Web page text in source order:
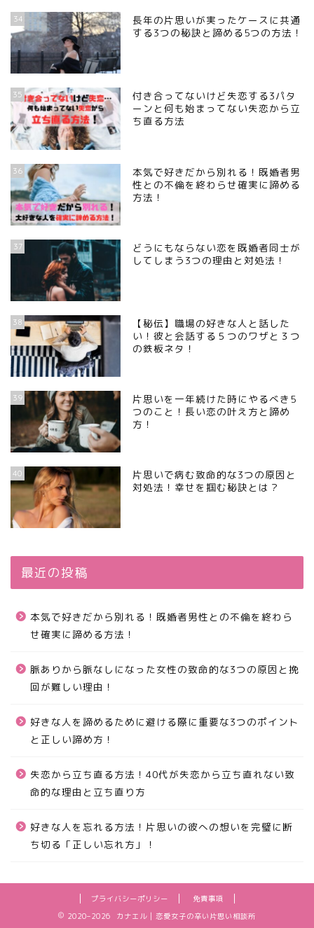
34
長年の片思いが実ったケースに共通
する3つの秘訣と諦める5つの方法！
35
付き合ってないけど失恋する3パタ
ーンと何も始まってない失恋から立
ち直る方法
36
本気で好きだから別れる！既婚者男
性との不倫を終わらせ確実に諦める
方法！
37
どうにもならない恋を既婚者同士が
してしまう3つの理由と対処法！
38
【秘伝】職場の好きな人と話した
い！彼と会話する５つのワザと３つ
の鉄板ネタ！
39
片思いを一年続けた時にやるべき5
つのこと！長い恋の叶え方と諦め
方！
40
片思いで病む致命的な3つの原因と
対処法！幸せを掴む秘訣とは？
最近の投稿
本気で好きだから別れる！既婚者男性との不倫を終わら
せ確実に諦める方法！
脈ありから脈なしになった女性の致命的な3つの原因と挽
回が難しい理由！
好きな人を諦めるために避ける際に重要な3つのポイント
と正しい諦め方！
失恋から立ち直る方法！40代が失恋から立ち直れない致
命的な理由と立ち直り方
好きな人を忘れる方法！片思いの彼への想いを完璧に断
ち切る「正しい忘れ方」！
プライバシーポリシー
免責事項
2020–2026 カナエル | 恋愛女子の辛い片思い相談所